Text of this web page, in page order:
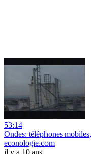
53:14
Ondes: téléphones
econologie.com